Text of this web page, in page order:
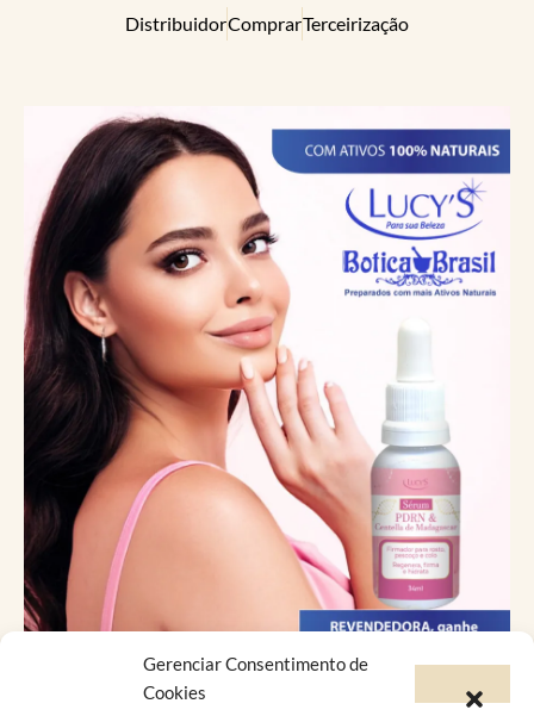
Gerenciar Consentimento de
Cookies
DistribuidorComprarTerceirização
Catálogo Virtual